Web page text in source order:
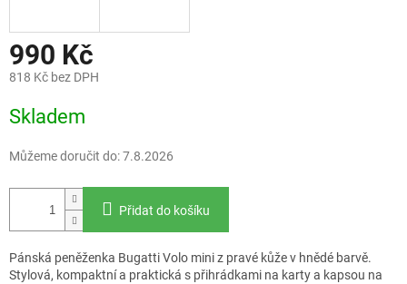
990 Kč
818 Kč bez DPH
cena:
Skladem
Můžeme doručit do:7.8.2026
Přidat do košíku
Pánská peněženka Bugatti Volo mini z pravé kůže v hnědé barvě.
Stylová, kompaktní a praktická s přihrádkami na karty a kapsou na